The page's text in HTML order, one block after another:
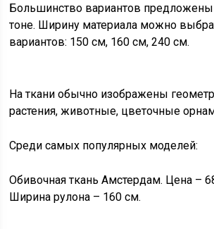
Большинство вариантов
тоне. Ширину материала можно
вариантов: 150 см, 160 см, 240 см.
На ткани обычно изображены
растения, животные, цветочные
Среди самых популярных моделей:
Обивочная ткань Амстердам. Цена –
Ширина рулона – 160 см.